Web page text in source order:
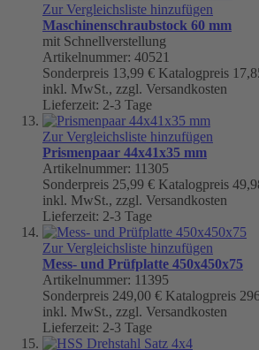
Zur Vergleichsliste hinzufügen
Maschinenschraubstock 60 mm
mit Schnellverstellung
Artikelnummer: 40521
Sonderpreis 13,99 € Katalogpreis
inkl. MwSt., zzgl. Versandkosten
Lieferzeit: 2-3 Tage
Zur Vergleichsliste hinzufügen
Prismenpaar 44x41x35 mm
Artikelnummer: 11305
Sonderpreis 25,99 € Katalogpreis
inkl. MwSt., zzgl. Versandkosten
Lieferzeit: 2-3 Tage
Zur Vergleichsliste hinzufügen
Mess- und Prüfplatte 450x450x75
Artikelnummer: 11395
Sonderpreis 249,00 € Katalogpreis
inkl. MwSt., zzgl. Versandkosten
Lieferzeit: 2-3 Tage